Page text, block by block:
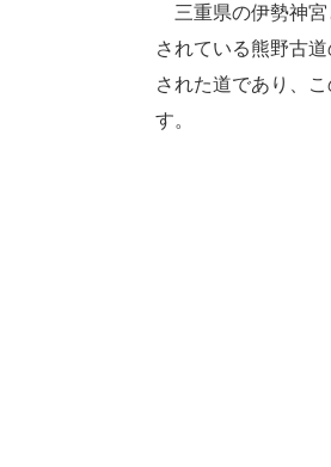
三重県の伊勢神宮
されている熊野古
された道であり、
す。